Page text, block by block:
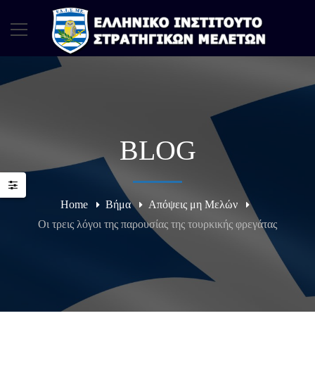
BLOG
Home Βήμα
Απόψεις μη Μελών
Οι τρεις λόγοι της παρουσίας της τουρκικής φρεγάτας